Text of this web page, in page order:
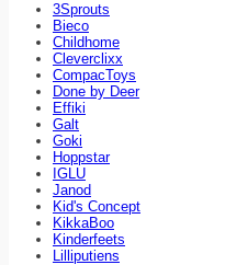
3Sprouts
Bieco
Childhome
Cleverclixx
CompacToys
Done by Deer
Effiki
Galt
Goki
Hoppstar
IGLU
Janod
Kid's Concept
KikkaBoo
Kinderfeets
Lilliputiens